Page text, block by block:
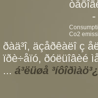
-
Co2
ðàä³î, äçåðêàëî ç
ïðè÷åïó, ðóëüîâèé
... á³ëüøå ³íôîðìàö³¿